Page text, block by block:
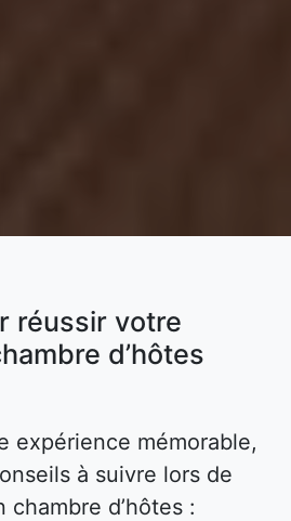
réussir votre
d’hôtes
expérience mémorable,
à suivre lors de
d’hôtes :